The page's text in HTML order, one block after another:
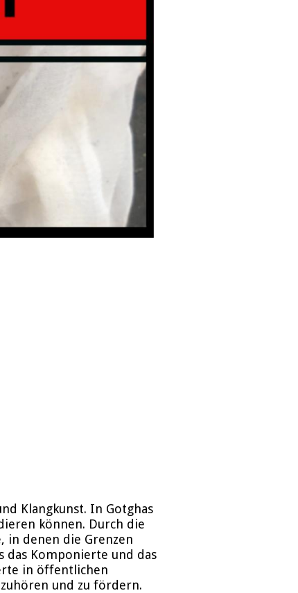
Klangkunst. In Gotghas
können. Durch die
in denen die Grenzen
das Komponierte und das
in öffentlichen
und zu fördern.